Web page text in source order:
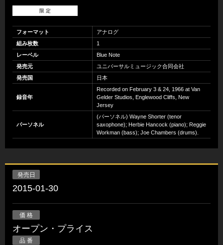
限 定
フォーマット
アナログ
組み枚数
1
レーベル
Blue Note
発売元
ユニバーサルミュージック合同会社
発売国
日本
録音年
Recorded on February 3 & 24, 1966 at Van
Gelder Studios, Englewood Cliffs, New
Jersey
パーソネル
(パーソネル) Wayne Shorter (tenor
saxophone); Herbie Hancock (piano); Reggie
Workman (bass); Joe Chambers (drums).
発売日
2015-01-30
価 格
オープン・プライス
品 番